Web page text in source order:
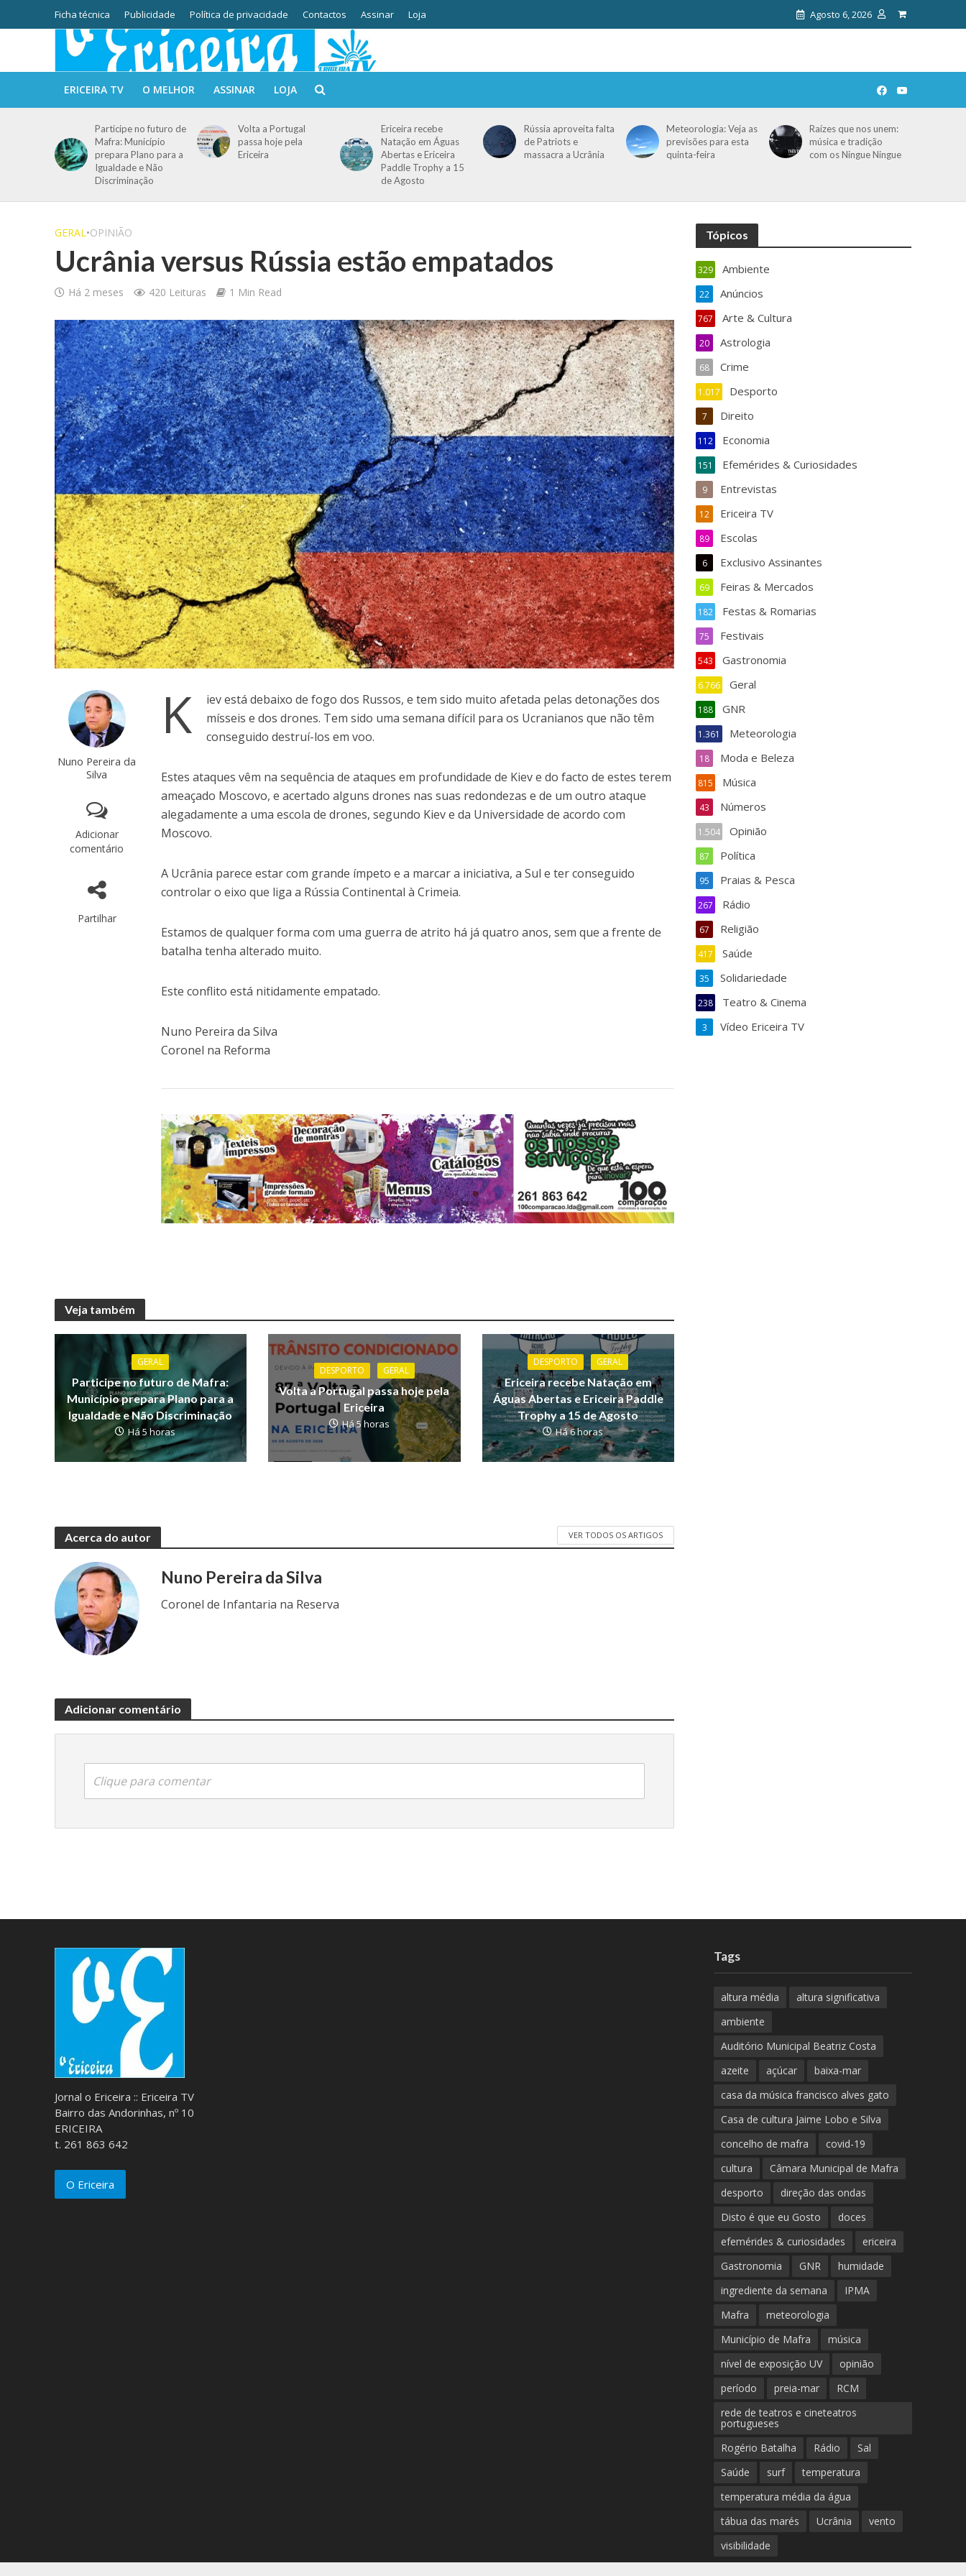
Ficha técnica Publicidade Política de privacidade Contactos Assinar Loja Agosto 6, 2026
ERICEIRA TV O MELHOR ASSINAR LOJA
Participe no futuro de
Mafra: Município
prepara Plano para a
Igualdade e Não
Discriminação
Volta a Portugal
passa hoje pela
Ericeira
Ericeira recebe
Natação em Águas
Abertas e Ericeira
Paddle Trophy a 15
de Agosto
Rússia aproveita falta
de Patriots e
massacra a Ucrânia
Meteorologia: Veja as
previsões para esta
quinta-feira
Raízes que nos unem:
música e tradição
com os Ningue Ningue
GERAL•OPINIÃO
Ucrânia versus Rússia estão empatados
Há 2 meses 420 Leituras 1 Min Read
Nuno Pereira da
Silva
Adicionar
comentário
Partilhar
K
iev está debaixo de fogo dos Russos, e tem sido muito afetada pelas detonações dos
mísseis e dos drones. Tem sido uma semana difícil para os Ucranianos que não têm
conseguido destruí-los em voo.
Estes ataques vêm na sequência de ataques em profundidade de Kiev e do facto de estes terem
ameaçado Moscovo, e acertado alguns drones nas suas redondezas e de um outro ataque
alegadamente a uma escola de drones, segundo Kiev e da Universidade de acordo com
Moscovo.
A Ucrânia parece estar com grande ímpeto e a marcar a iniciativa, a Sul e ter conseguido
controlar o eixo que liga a Rússia Continental à Crimeia.
Estamos de qualquer forma com uma guerra de atrito há já quatro anos, sem que a frente de
batalha tenha alterado muito.
Este conflito está nitidamente empatado.
Nuno Pereira da Silva
Coronel na Reforma
Veja também
GERAL
Participe no futuro de Mafra:
Município prepara Plano para a
Igualdade e Não Discriminação
Há 5 horas
DESPORTO GERAL
Volta a Portugal passa hoje pela
Ericeira
Há 5 horas
DESPORTO GERAL
Ericeira recebe Natação em
Águas Abertas e Ericeira Paddle
Trophy a 15 de Agosto
Há 6 horas
Acerca do autor VER TODOS OS ARTIGOS
Nuno Pereira da Silva
Coronel de Infantaria na Reserva
Adicionar comentário
Clique para comentar
Tópicos
Ambiente
329
Anúncios
22
Arte & Cultura
767
Astrologia
20
Crime
68
Desporto
1.017
Direito
7
Economia
112
Efemérides & Curiosidades
151
Entrevistas
9
Ericeira TV
12
Escolas
89
Exclusivo Assinantes
6
Feiras & Mercados
69
Festas & Romarias
182
Festivais
75
Gastronomia
543
Geral
6.766
GNR
188
Meteorologia
1.361
Moda e Beleza
18
Música
815
Números
43
Opinião
1.504
Política
87
Praias & Pesca
95
Rádio
267
Religião
67
Saúde
417
Solidariedade
35
Teatro & Cinema
238
Vídeo Ericeira TV
3
Jornal o Ericeira :: Ericeira TV
Bairro das Andorinhas, nº 10
ERICEIRA
t. 261 863 642
O Ericeira
Tags
altura média
altura significativa
ambiente
Auditório Municipal Beatriz Costa
azeite
açúcar
baixa-mar
casa da música francisco alves gato
Casa de cultura Jaime Lobo e Silva
concelho de mafra
covid-19
cultura
Câmara Municipal de Mafra
desporto
direção das ondas
Disto é que eu Gosto
doces
efemérides & curiosidades
ericeira
Gastronomia
GNR
humidade
ingrediente da semana
IPMA
Mafra
meteorologia
Município de Mafra
música
nível de exposição UV
opinião
período
preia-mar
RCM
rede de teatros e cineteatros
portugueses
Rogério Batalha
Rádio
Sal
Saúde
surf
temperatura
temperatura média da água
tábua das marés
Ucrânia
vento
visibilidade